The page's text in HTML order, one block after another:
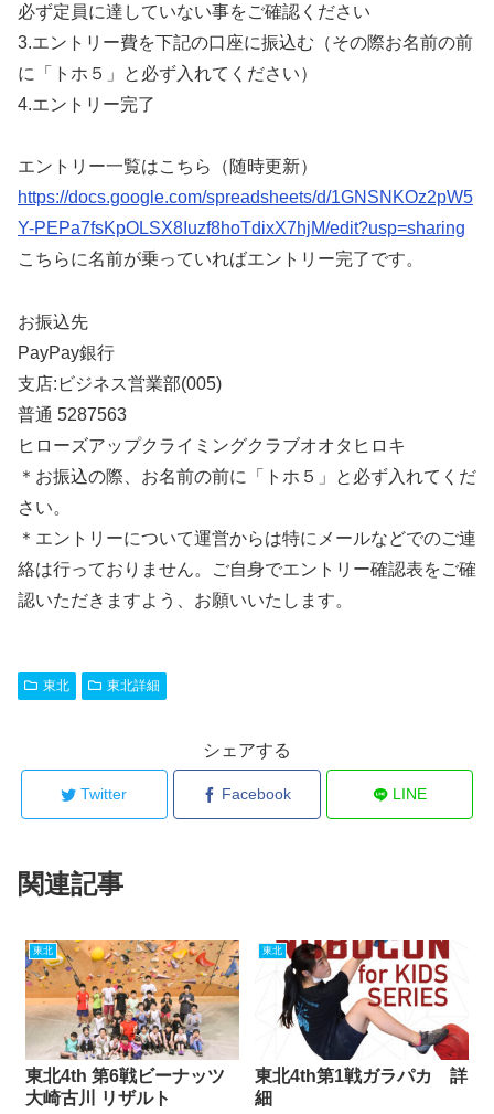
必ず定員に達していない事をご確認ください
3.エントリー費を下記の口座に振込む（その際お名前の前
に「トホ５」と必ず入れてください）
4.エントリー完了
エントリー一覧はこちら（随時更新）
https://docs.google.com/spreadsheets/d/1GNSNKOz2pW5
Y-PEPa7fsKpOLSX8Iuzf8hoTdixX7hjM/edit?usp=sharing
こちらに名前が乗っていればエントリー完了です。
お振込先
PayPay銀行
支店:ビジネス営業部(005)
普通 5287563
ヒローズアップクライミングクラブオオタヒロキ
＊お振込の際、お名前の前に「トホ５」と必ず入れてくだ
さい。
＊エントリーについて運営からは特にメールなどでのご連
絡は行っておりません。ご自身でエントリー確認表をご確
認いただきますよう、お願いいたします。
東北 東北詳細
シェアする
Twitter Facebook LINE
関連記事
東北
東北4th 第6戦ビーナッツ
大崎古川 リザルト
東北
東北4th第1戦ガラパカ 詳
細